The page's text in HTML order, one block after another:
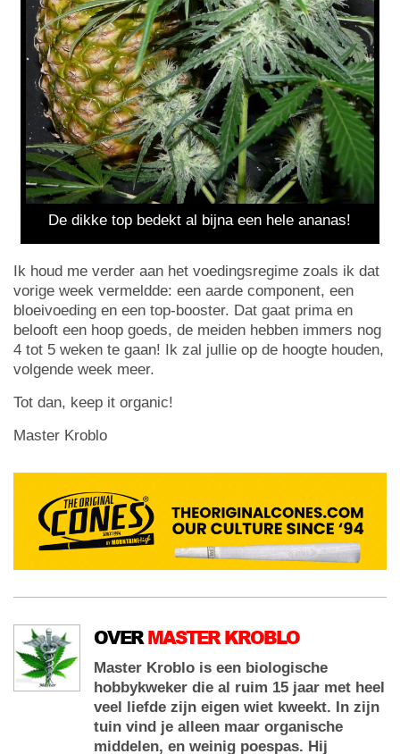
De dikke top bedekt al bijna een hele ananas!
Ik houd me verder aan het voedingsregime zoals ik dat
vorige week vermeldde: een aarde component, een
bloeivoeding en een top-booster. Dat gaat prima en
belooft een hoop goeds, de meiden hebben immers nog
4 tot 5 weken te gaan! Ik zal jullie op de hoogte houden,
volgende week meer.
Tot dan, keep it organic!
Master Kroblo
OVERMASTER KROBLO
Master Kroblo is een biologische
hobbykweker die al ruim 15 jaar met heel
veel liefde zijn eigen wiet kweekt. In zijn
tuin vind je alleen maar organische
middelen, en weinig poespas. Hij